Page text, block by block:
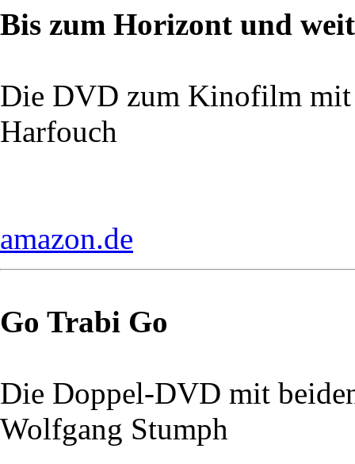
Bis zum Horizont und
Die DVD zum Kinofilm mit
Harfouch
amazon.de
Go Trabi Go
Die Doppel-DVD mit
Wolfgang Stumph